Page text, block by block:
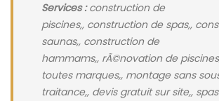
Services :construction de
piscines,, construction de spas,,
saunas,, construction de
hammams,, rÃ©novation de
toutes marques,, montage sans
traitance,, devis gratuit sur site,,